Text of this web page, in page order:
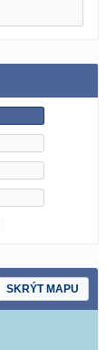
SKRÝT MAPU